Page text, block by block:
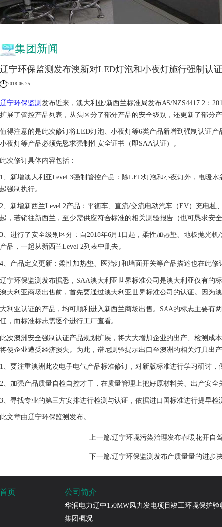
集团新闻
辽宁环保监测发布澳新对LED灯泡和小夜灯施行强制认证
2018-06-25
辽宁环保监测 发布近来，澳大利亚/新西兰标准局发布AS/NZS4417.2：
扩展了管控产品列表，从头区分了部分产品的安全级别，还更新了部分
值得注意的是此次修订将LED灯泡、小夜灯等6类产品新增到强制认证
小夜灯等产品必须先恳求强制性安全证书（即SAA认证）。
此次修订具体内容包括：
1、新增澳大利亚Level 3强制管控产品：除LED灯泡和小夜灯外，电暖
起强制执行。
2、新增新西兰Level 2产品：平衡车、直流/交流电动汽车（EV）充电桩
起，若销往新西兰，至少需供应符合标准的相关测验报告（也可恳求安
3、进行了安全级别区分：自2018年6月1日起，柔性加热垫、地板抛光
产品，一起从新西兰Level 2列表中删去。
4、产品定义更新：柔性加热垫、医治灯和墙面开关等产品描述也在此修
辽宁环保监测发布据悉，SAA澳大利亚世界标准公司是澳大利亚仅有的
澳大利亚商场出售前，首先要通过澳大利亚世界标准公司的认证。因为
大利亚认证的产品，均可顺利进入新西兰商场出售。SAA的标志主要有
任，而标准标志需逐个进行工厂查看。
此次澳洲安全强制认证产品规划扩展，将大大增加企业的出产、检测成
将使企业遭受经济损失。为此，谱尼测验提示出口至澳洲的相关灯具出
1、要注重澳洲此次电子电气产品标准修订，对新版标准进行学习研讨
2、加强产品质量自检自控才干，在质量管理上把好原材料关、出产安
3、寻找专业的第三方安排进行检测与认证，依据进口国标准进行提早
此文章由辽宁环保监测发布。
上一篇/辽宁环境污染治理发布春暖花开自
下一篇/辽宁环保监测发布产质量量的进步
首页 公司简介
华润电力辽中150MW风力发电项目竣工环境保护验
集团概况